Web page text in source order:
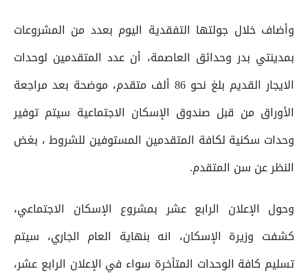
وأضاف خلال جولتها التفقدية اليوم بعدد من المشروعات
بمدينتي بدر وحدائق العاصمة، أن عدد المتقدمين لوحدات
الايجار القديم بلغ نحو 86 ألف متقدم، موضحة بعد مراجعة
الأوراق من قبل صندوق الإسكان الاجتماعية سيتم توفير
وحدات سكنية لكافة المتقدمين المستوفين للشروط ، بغض
النظر عن سن المتقدم.
وحول الإعلان الرابع عشر بمشروع الإسكان الاجتماعي،
كشفت وزيرة الإسكان، انه بنهاية العام الجاري، سيتم
تسليم كافة الوحدات المتأخرة سواء في الإعلان الرابع عشر،